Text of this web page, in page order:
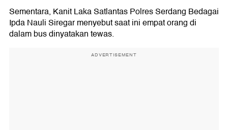
Sementara, Kanit Laka Satlantas Polres Serdang Bedagai
Ipda Nauli Siregar menyebut saat ini empat orang di
dalam bus dinyatakan tewas.
ADVERTISEMENT